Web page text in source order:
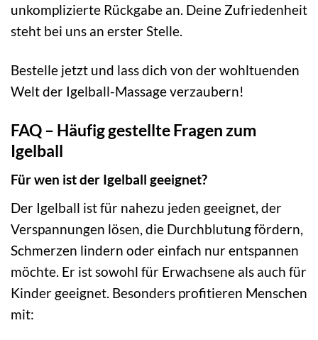
unkomplizierte Rückgabe an. Deine Zufriedenheit
steht bei uns an erster Stelle.
Bestelle jetzt und lass dich von der wohltuenden
Welt der Igelball-Massage verzaubern!
FAQ – Häufig gestellte Fragen zum
Igelball
Für wen ist der Igelball geeignet?
Der Igelball ist für nahezu jeden geeignet, der
Verspannungen lösen, die Durchblutung fördern,
Schmerzen lindern oder einfach nur entspannen
möchte. Er ist sowohl für Erwachsene als auch für
Kinder geeignet. Besonders profitieren Menschen
mit: